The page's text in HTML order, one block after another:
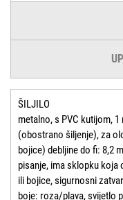
ŠILJILO
metalno, s PVC kutijom,
(obostrano šiljenje), za
bojice) debljine do fi: 8,2
pisanje, ima sklopku
ili bojice, sigurnosni
boje: roza/plava, svijetlo